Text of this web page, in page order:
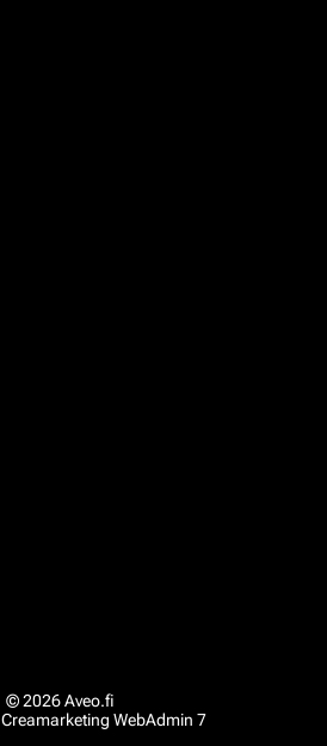
© 2026 Aveo.fi
Creamarketing WebAdmin 7